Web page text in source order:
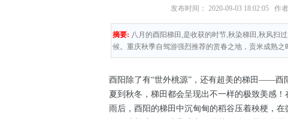
发布时间： 2020-09-03 18:02:05 作
摘要: 八月的酉阳梯田,是收获的时节,秋染梯田,秋风扫
候。重庆秋季自驾游强烈推荐的赏春之地，贡米成熟之
酉阳除了有“世外桃源”，还有超美的梯田——酉
夏到秋冬，梯田都会呈现出不一样的极致美感
雨后，酉阳的梯田中沉甸甸的稻谷压着秧梗，